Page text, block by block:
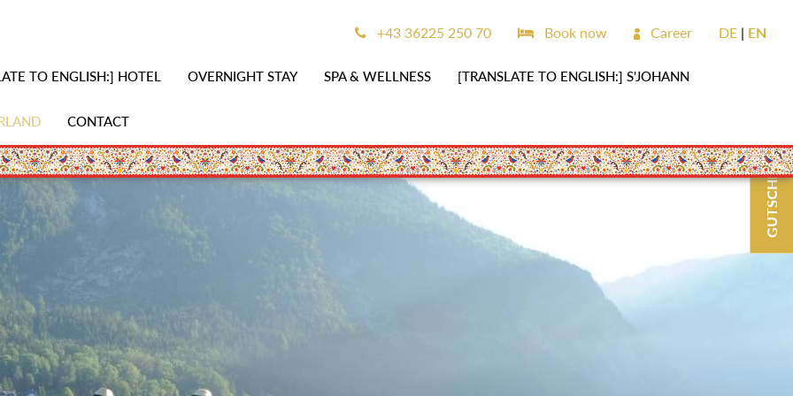
TO ENGLISH:] HOTEL OVERNIGHT STAY SPA & WELLNESS [TRANSLATE TO ENGLISH:] S'JOHANN
CONTACT
+43 36225 250 70 Book now Career DE EN
GUTSCHEINE